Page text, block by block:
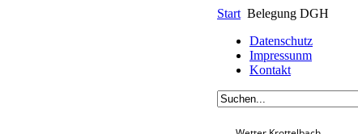
Start Belegung DGH
Datenschutz
Impressunm
Kontakt